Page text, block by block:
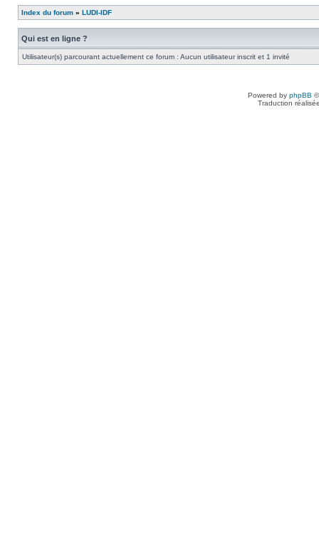
Index du forum » LUDI-IDF
Qui est en ligne ?
Utilisateur(s) parcourant actuellement ce forum : Aucun utilisateur inscrit et 1 invité
Powered by phpBB
Traduction